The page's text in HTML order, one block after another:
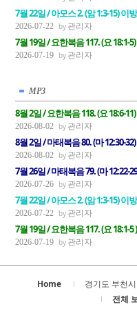
7월 22일 / 아모스 2. (암 1:3-15) 이
2026-07-22 관리자
7월 19일 / 요한복음 117. (요 18:1-
2026-07-19 관리자
MP3
8월 2일 / 요한복음 118. (요 18:6-
2026-08-02 관리자
8월 2일 / 마태복음 80. (마 12:30-
2026-08-02 관리자
7월 26일 / 마태복음 79. (마 12:22-
2026-07-26 관리자
7월 22일 / 아모스 2. (암 1:3-15) 이
2026-07-22 관리자
7월 19일 / 요한복음 117. (요 18:1-5
2026-07-19 관리자
Home
경기도 부천
전체